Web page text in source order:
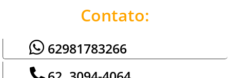
Contato:
62981783266